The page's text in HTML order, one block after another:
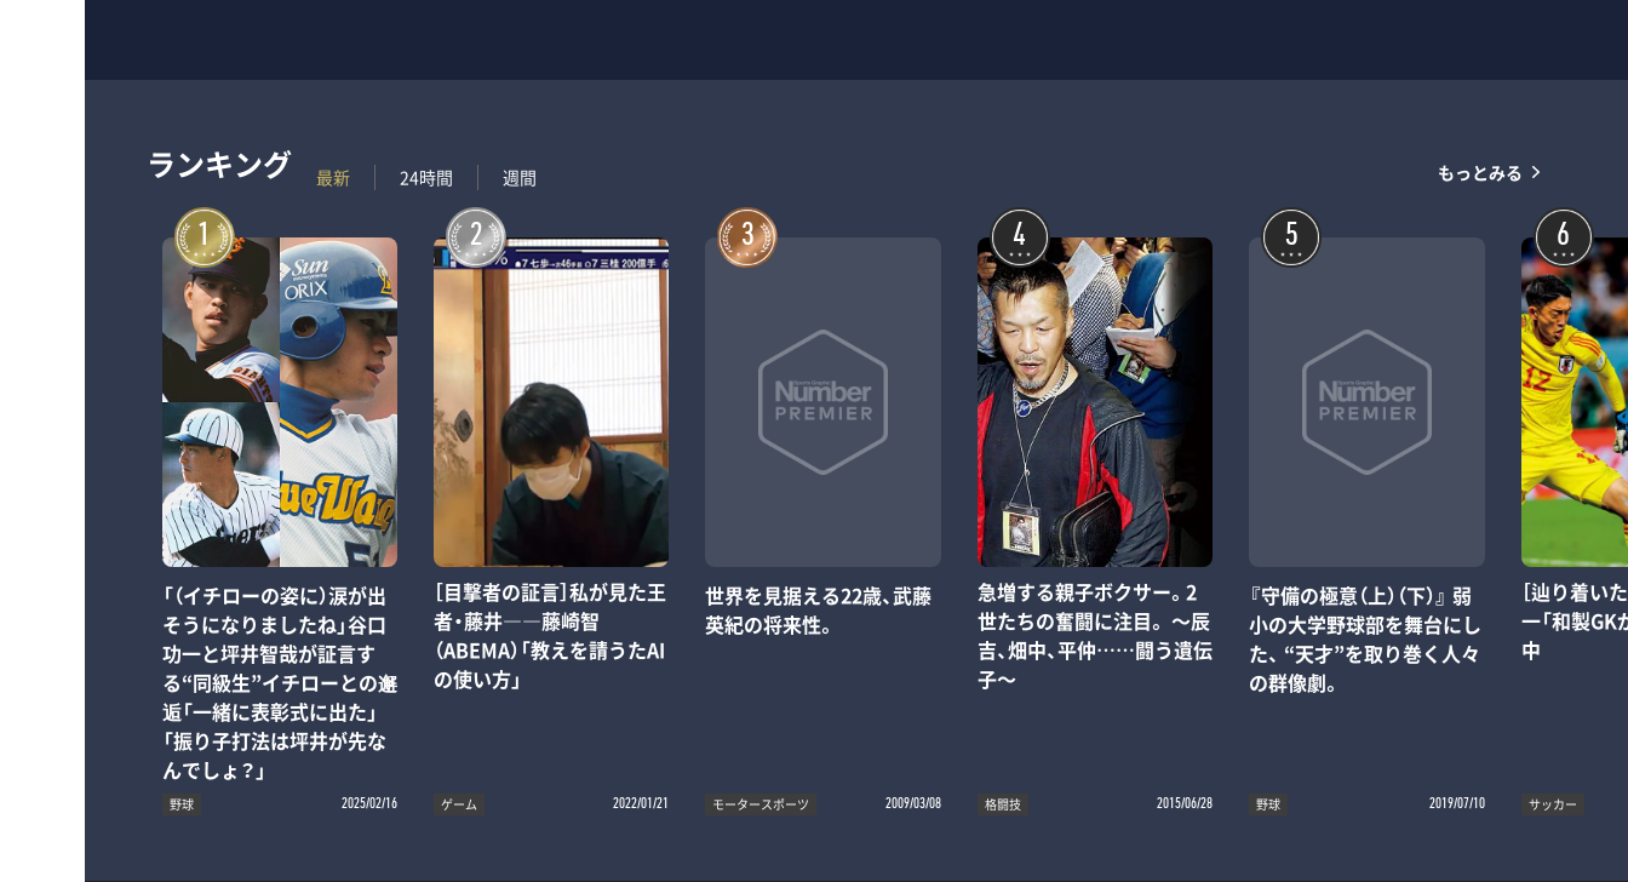
ランキング 最新 24時間 週間 もっとみる
1
「（イチローの姿に）涙が出
そうになりましたね」谷口
功一と坪井智哉が証言す
る“同級生”イチローとの邂
逅「一緒に表彰式に出た」
「振り子打法は坪井が先な
んでしょ？」
野球 2025/02/16
2
［目撃者の証言］私が見た王
者・藤井――藤崎智
（ABEMA）「教えを請うたAI
の使い方」
ゲーム 2022/01/21
3
世界を見据える22歳、武藤
英紀の将来性。
モータースポーツ 2009/03/08
4
急増する親子ボクサー。2
世たちの奮闘に注目。 ～辰
吉、畑中、平仲……闘う遺伝
子～
格闘技 2015/06/28
5
『守備の極意（上）（下）』 弱
小の大学野球部を舞台にし
た、 “天才”を取り巻く人々
の群像劇。
野球 2019/07/10
6
［辿り着い
一「和製
中
サッカー